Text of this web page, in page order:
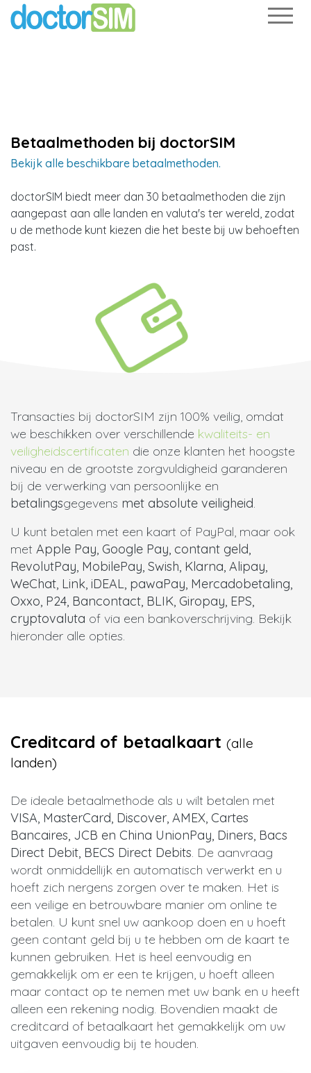
Betaalmethoden bij doctorSIM
Bekijk alle beschikbare betaalmethoden.
doctorSIM biedt meer dan 30 betaalmethoden die zijn
aangepast aan alle landen en valuta's ter wereld, zodat
u de methode kunt kiezen die het beste bij uw behoeften
past.
Transacties bij doctorSIM zijn 100% veilig, omdat
we beschikken over verschillende kwaliteits- en
veiligheidscertificaten die onze klanten het hoogste
niveau en de grootste zorgvuldigheid garanderen
bij de verwerking van persoonlijke en
betalingsgegevens met absolute veiligheid.
U kunt betalen met een kaart of PayPal, maar ook
met Apple Pay, Google Pay, contant geld,
RevolutPay, MobilePay, Swish, Klarna, Alipay,
WeChat, Link, iDEAL, pawaPay, Mercadobetaling,
Oxxo, P24, Bancontact, BLIK, Giropay, EPS,
cryptovaluta of via een bankoverschrijving. Bekijk
hieronder alle opties.
Creditcard of betaalkaart (alle
landen)
De ideale betaalmethode als u wilt betalen met
VISA, MasterCard, Discover, AMEX, Cartes
Bancaires, JCB en China UnionPay, Diners, Bacs
Direct Debit, BECS Direct Debits. De aanvraag
wordt onmiddellijk en automatisch verwerkt en u
hoeft zich nergens zorgen over te maken. Het is
een veilige en betrouwbare manier om online te
betalen. U kunt snel uw aankoop doen en u hoeft
geen contant geld bij u te hebben om de kaart te
kunnen gebruiken. Het is heel eenvoudig en
gemakkelijk om er een te krijgen, u hoeft alleen
maar contact op te nemen met uw bank en u heeft
alleen een rekening nodig. Bovendien maakt de
creditcard of betaalkaart het gemakkelijk om uw
uitgaven eenvoudig bij te houden.